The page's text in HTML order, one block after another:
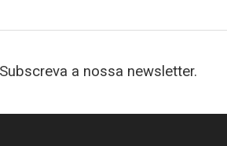
a nossa newsletter.